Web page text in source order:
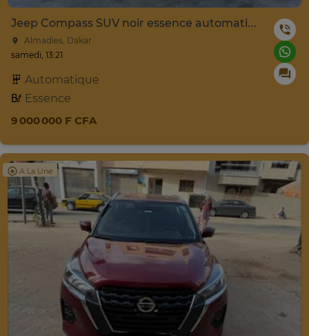
Jeep Compass SUV noir essence automatique
Almadies, Dakar
samedi, 13:21
Automatique
Essence
9 000 000 F CFA
A La Une